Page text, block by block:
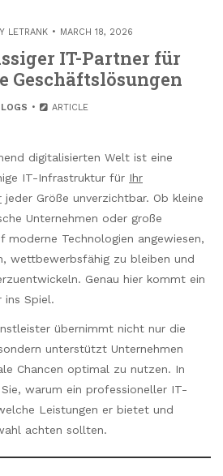
LETRANK MARCH 18, 2026
IT-Partner für
Geschäftslösungen
ARTICLE
digitalisierten Welt ist eine
IT-Infrastruktur für Ihr
jeder Größe unverzichtbar. Ob kleine
Unternehmen oder große
moderne Technologien angewiesen,
wettbewerbsfähig zu bleiben und
Genau hier kommt ein
ins Spiel.
übernimmt nicht nur die
unterstützt Unternehmen
Chancen optimal zu nutzen. In
warum ein professioneller IT-
Leistungen er bietet und
achten sollten.